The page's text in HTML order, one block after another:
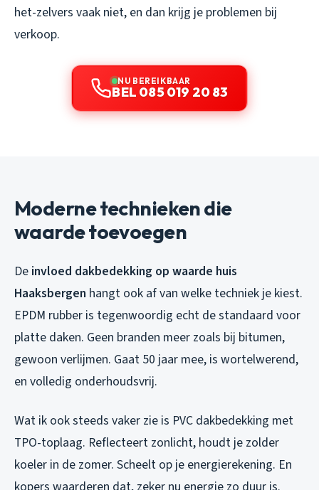
het-zelvers vaak niet, en dan krijg je problemen bij
verkoop.
NU BEREIKBAAR
BEL 085 019 20 83
Moderne technieken die
waarde toevoegen
De invloed dakbedekking op waarde huis
Haaksbergen hangt ook af van welke techniek je kiest.
EPDM rubber is tegenwoordig echt de standaard voor
platte daken. Geen branden meer zoals bij bitumen,
gewoon verlijmen. Gaat 50 jaar mee, is wortelwerend,
en volledig onderhoudsvrij.
Wat ik ook steeds vaker zie is PVC dakbedekking met
TPO-toplaag. Reflecteert zonlicht, houdt je zolder
koeler in de zomer. Scheelt op je energierekening. En